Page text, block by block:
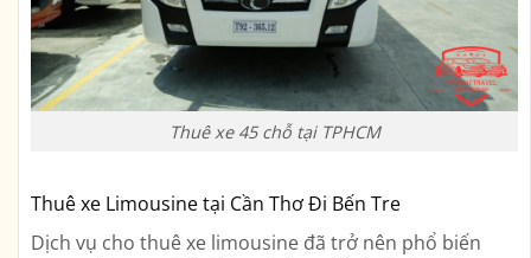
Thuê xe 45 chỗ tại TPHCM
Thuê xe Limousine tại Cần Thơ Đi Bến Tre
Dịch vụ cho thuê xe limousine đã trở nên phổ biến